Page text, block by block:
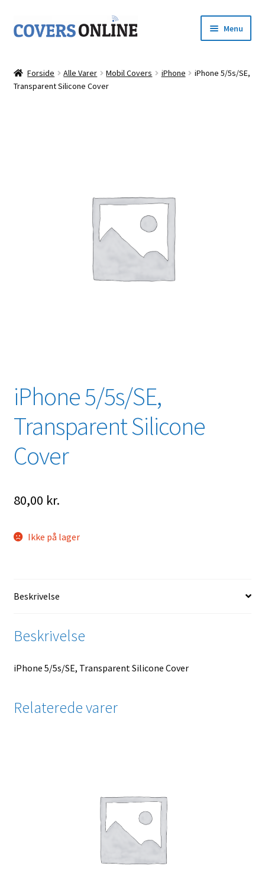
Spring
til
Spring
til
Menu
Shop
Forside Alle Varer Mobil Covers iPhone
iPhone 5/5s/SE,
Transparent Silicone Cover
iPhone 5/5s/SE,
Transparent Silicone
Cover
80,00 kr.
Ikke på lager
Beskrivelse
Beskrivelse
iPhone 5/5s/SE, Transparent Silicone Cover
Relaterede varer